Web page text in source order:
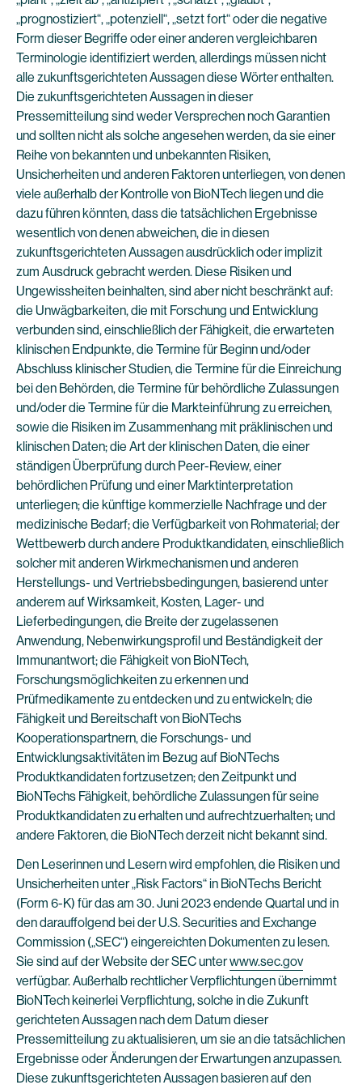
„prognostiziert“, „potenziell“, „setzt fort“ oder die negative
Form dieser Begriffe oder einer anderen vergleichbaren
Terminologie identifiziert werden, allerdings müssen nicht
alle zukunftsgerichteten Aussagen diese Wörter enthalten.
Die zukunftsgerichteten Aussagen in dieser
Pressemitteilung sind weder Versprechen noch Garantien
und sollten nicht als solche angesehen werden, da sie einer
Reihe von bekannten und unbekannten Risiken,
Unsicherheiten und anderen Faktoren unterliegen, von denen
viele außerhalb der Kontrolle von BioNTech liegen und die
dazu führen könnten, dass die tatsächlichen Ergebnisse
wesentlich von denen abweichen, die in diesen
zukunftsgerichteten Aussagen ausdrücklich oder implizit
zum Ausdruck gebracht werden. Diese Risiken und
Ungewissheiten beinhalten, sind aber nicht beschränkt auf:
die Unwägbarkeiten, die mit Forschung und Entwicklung
verbunden sind, einschließlich der Fähigkeit, die erwarteten
klinischen Endpunkte, die Termine für Beginn und/oder
Abschluss klinischer Studien, die Termine für die Einreichung
bei den Behörden, die Termine für behördliche Zulassungen
und/oder die Termine für die Markteinführung zu erreichen,
sowie die Risiken im Zusammenhang mit präklinischen und
klinischen Daten; die Art der klinischen Daten, die einer
ständigen Überprüfung durch Peer-Review, einer
behördlichen Prüfung und einer Marktinterpretation
unterliegen; die künftige kommerzielle Nachfrage und der
medizinische Bedarf; die Verfügbarkeit von Rohmaterial; der
Wettbewerb durch andere Produktkandidaten, einschließlich
solcher mit anderen Wirkmechanismen und anderen
Herstellungs- und Vertriebsbedingungen, basierend unter
anderem auf Wirksamkeit, Kosten, Lager- und
Lieferbedingungen, die Breite der zugelassenen
Anwendung, Nebenwirkungsprofil und Beständigkeit der
Immunantwort; die Fähigkeit von BioNTech,
Forschungsmöglichkeiten zu erkennen und
Prüfmedikamente zu entdecken und zu entwickeln; die
Fähigkeit und Bereitschaft von BioNTechs
Kooperationspartnern, die Forschungs- und
Entwicklungsaktivitäten im Bezug auf BioNTechs
Produktkandidaten fortzusetzen; den Zeitpunkt und
BioNTechs Fähigkeit, behördliche Zulassungen für seine
Produktkandidaten zu erhalten und aufrechtzuerhalten; und
andere Faktoren, die BioNTech derzeit nicht bekannt sind.
Den Leserinnen und Lesern wird empfohlen, die Risiken und
Unsicherheiten unter „Risk Factors“ in BioNTechs Bericht
(Form 6-K) für das am 30. Juni 2023 endende Quartal und in
den darauffolgend bei der U.S. Securities and Exchange
Commission („SEC“) eingereichten Dokumenten zu lesen.
Sie sind auf der Website der SEC unterwww.sec.gov
verfügbar. Außerhalb rechtlicher Verpflichtungen übernimmt
BioNTech keinerlei Verpflichtung, solche in die Zukunft
gerichteten Aussagen nach dem Datum dieser
Pressemitteilung zu aktualisieren, um sie an die tatsächlichen
Ergebnisse oder Änderungen der Erwartungen anzupassen.
Diese zukunftsgerichteten Aussagen basieren auf den